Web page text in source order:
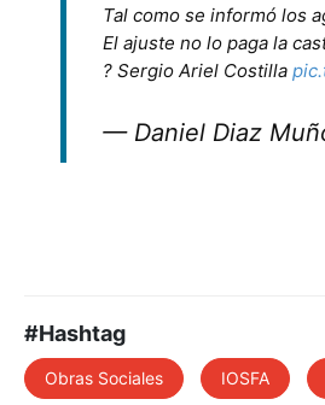
Tal como se informó los
El ajuste no lo paga la
? Sergio Ariel Costilla
— Daniel Diaz
#Hashtag
Obras Sociales IOSFA